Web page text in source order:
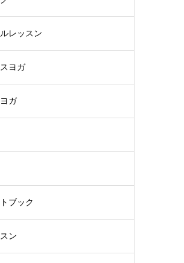
レッスン
ヨガ
ガ
ブック
ン